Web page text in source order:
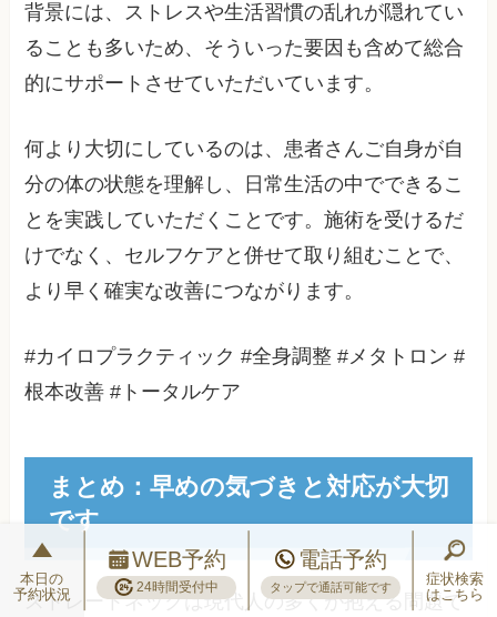
背景には、ストレスや生活習慣の乱れが隠れてい
ることも多いため、そういった要因も含めて総合
的にサポートさせていただいています。
何より大切にしているのは、患者さんご自身が自
分の体の状態を理解し、日常生活の中でできるこ
とを実践していただくことです。施術を受けるだ
けでなく、セルフケアと併せて取り組むことで、
より早く確実な改善につながります。
#カイロプラクティック #全身調整 #メタトロン #
根本改善 #トータルケア
まとめ：早めの気づきと対応が大切
です
ストレートネックは現代人の多くが抱える問題で
本日の
予約状況
WEB予約
24時間受付中
電話予約
タップで通話可能です
症状検索
はこちら